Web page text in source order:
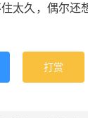
太久，偶尔还
打赏